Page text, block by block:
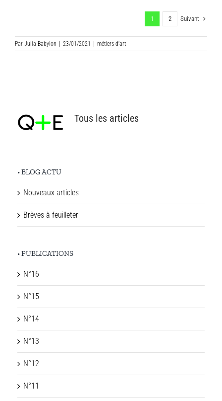
1 2 Suivant
Par Julia Babylon | 23/01/2021 | métiers d'art
Tous les articles
• BLOG ACTU
Nouveaux articles
Brèves à feuilleter
• PUBLICATIONS
N°16
N°15
N°14
N°13
N°12
N°11